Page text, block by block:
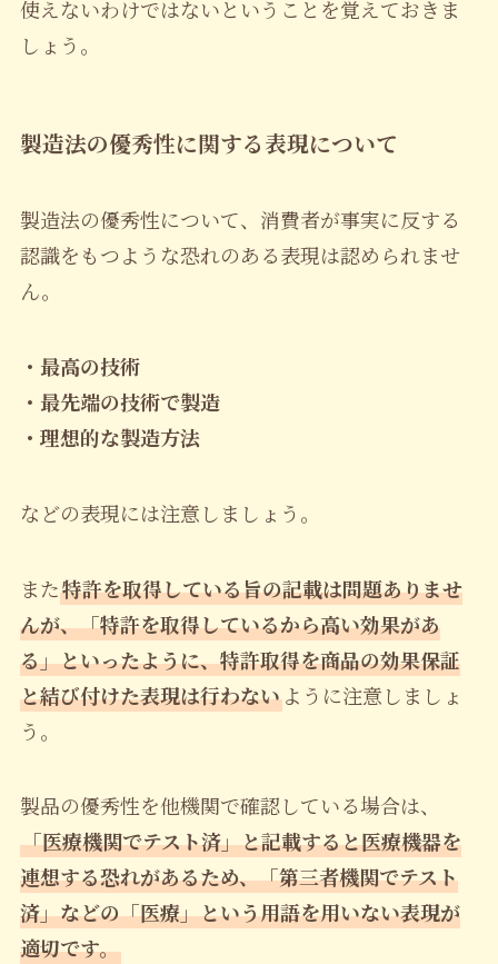
使えないわけではないということを覚えておきま
しょう。
製造法の優秀性に関する表現について
製造法の優秀性について、消費者が事実に反する
認識をもつような恐れのある表現は認められませ
ん。
・最高の技術
・最先端の技術で製造
・理想的な製造方法
などの表現には注意しましょう。
また特許を取得している旨の記載は問題ありませ
んが、「特許を取得しているから高い効果があ
る」といったように、特許取得を商品の効果保証
と結び付けた表現は行わないように注意しましょ
う。
製品の優秀性を他機関で確認している場合は、
「医療機関でテスト済」と記載すると医療機器を
連想する恐れがあるため、「第三者機関でテスト
済」などの「医療」という用語を用いない表現が
適切です。